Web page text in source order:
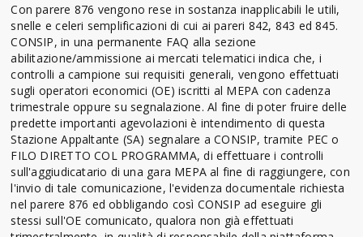
Con parere 876 vengono rese in sostanza inapplicabili le utili,
snelle e celeri semplificazioni di cui ai pareri 842, 843 ed 845.
CONSIP, in una permanente FAQ alla sezione
abilitazione/ammissione ai mercati telematici indica che, i
controlli a campione sui requisiti generali, vengono effettuati
sugli operatori economici (OE) iscritti al MEPA con cadenza
trimestrale oppure su segnalazione. Al fine di poter fruire delle
predette importanti agevolazioni è intendimento di questa
Stazione Appaltante (SA) segnalare a CONSIP, tramite PEC o
FILO DIRETTO COL PROGRAMMA, di effettuare i controlli
sull'aggiudicatario di una gara MEPA al fine di raggiungere, con
l'invio di tale comunicazione, l'evidenza documentale richiesta
nel parere 876 ed obbligando così CONSIP ad eseguire gli
stessi sull'OE comunicato, qualora non già effettuati